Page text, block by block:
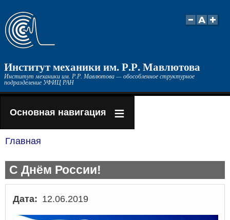
Перейти
основному
Институт механики им. Р.Р. Мавлютова
Институт механики им. Р.Р. Мавлютова — обособленное структурное
подразделение УФИЦ РАН
Основная навигация
навигации
Главная
С Днём России!
Дата 12.06.2019